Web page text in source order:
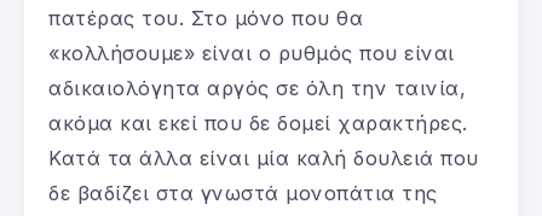
πατέρας του. Στο μόνο που θα
«κολλήσουμε» είναι ο ρυθμός που είναι
αδικαιολόγητα αργός σε όλη την ταινία,
ακόμα και εκεί που δε δομεί χαρακτήρες.
Κατά τα άλλα είναι μία καλή δουλειά που
δε βαδίζει στα γνωστά μονοπάτια της